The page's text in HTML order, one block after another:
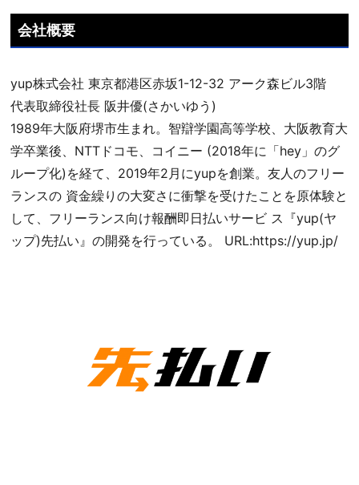
会社概要
yup株式会社 東京都港区赤坂1-12-32 アーク森ビル3階
代表取締役社長 阪井優(さかいゆう)
1989年大阪府堺市生まれ。智辯学園高等学校、大阪教育大
学卒業後、NTTドコモ、コイニー (2018年に「hey」のグ
ループ化)を経て、2019年2月にyupを創業。友人のフリー
ランスの 資金繰りの大変さに衝撃を受けたことを原体験と
して、フリーランス向け報酬即日払いサービ ス『yup(ヤ
ップ)先払い』の開発を行っている。 URL:​https://yup.jp/